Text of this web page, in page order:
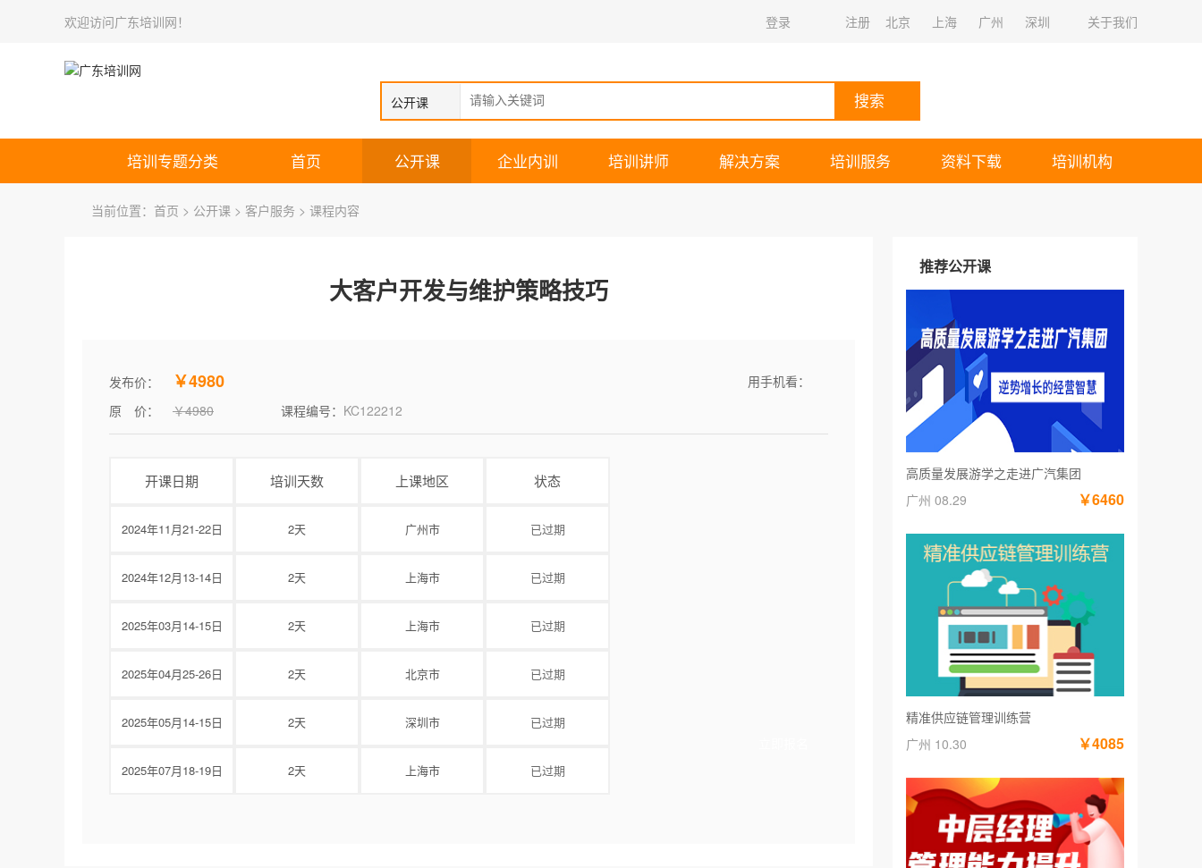
欢迎访问广东培训网！ 登录 注册 北京 上海 广州 深圳 关于我们
公开课 搜索
培训专题分类 首页 公开课 企业内训 培训讲师 解决方案 培训服务 资料下载 培训机构
当前位置： 首页 > 公开课 > 客户服务 > 课程内容
大客户开发与维护策略技巧
发布价： ￥4980
原 价： ￥4980 课程编号： KC122212
用手机看：
开课日期 培训天数 上课地区 状态
2024年11月21-22日 2天 广州市 已过期
2024年12月13-14日 2天 上海市 已过期
2025年03月14-15日 2天 上海市 已过期
2025年04月25-26日 2天 北京市 已过期
2025年05月14-15日 2天 深圳市 已过期
2025年07月18-19日 2天 上海市 已过期
推荐公开课
高质量发展游学之走进广汽集团
广州 08.29
￥6460
精准供应链管理训练营
广州 10.30
￥4085